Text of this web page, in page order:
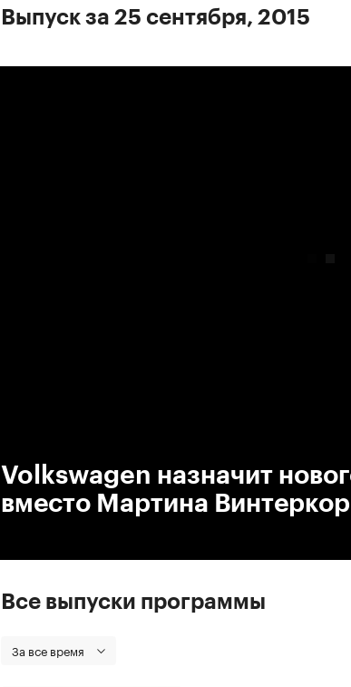
Выпуск за 25 сентября, 2015
Volkswagen назначит
вместо Мартина
Все выпуски программы
За все время